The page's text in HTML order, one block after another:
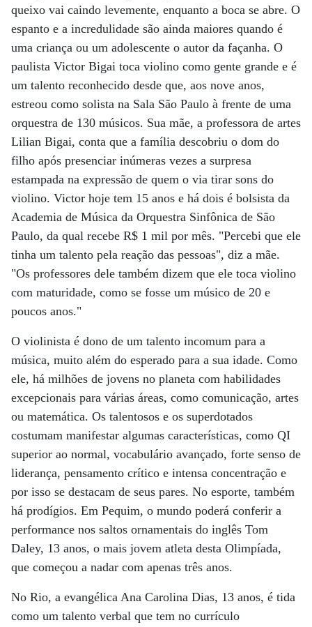
queixo vai caindo levemente, enquanto a boca se abre. O
espanto e a incredulidade são ainda maiores quando é
uma criança ou um adolescente o autor da façanha. O
paulista Victor Bigai toca violino como gente grande e é
um talento reconhecido desde que, aos nove anos,
estreou como solista na Sala São Paulo à frente de uma
orquestra de 130 músicos. Sua mãe, a professora de artes
Lilian Bigai, conta que a família descobriu o dom do
filho após presenciar inúmeras vezes a surpresa
estampada na expressão de quem o via tirar sons do
violino. Victor hoje tem 15 anos e há dois é bolsista da
Academia de Música da Orquestra Sinfônica de São
Paulo, da qual recebe R$ 1 mil por mês. "Percebi que ele
tinha um talento pela reação das pessoas", diz a mãe.
"Os professores dele também dizem que ele toca violino
com maturidade, como se fosse um músico de 20 e
poucos anos."
O violinista é dono de um talento incomum para a
música, muito além do esperado para a sua idade. Como
ele, há milhões de jovens no planeta com habilidades
excepcionais para várias áreas, como comunicação, artes
ou matemática. Os talentosos e os superdotados
costumam manifestar algumas características, como QI
superior ao normal, vocabulário avançado, forte senso de
liderança, pensamento crítico e intensa concentração e
por isso se destacam de seus pares. No esporte, também
há prodígios. Em Pequim, o mundo poderá conferir a
performance nos saltos ornamentais do inglês Tom
Daley, 13 anos, o mais jovem atleta desta Olimpíada,
que começou a nadar com apenas três anos.
No Rio, a evangélica Ana Carolina Dias, 13 anos, é tida
como um talento verbal que tem no currículo